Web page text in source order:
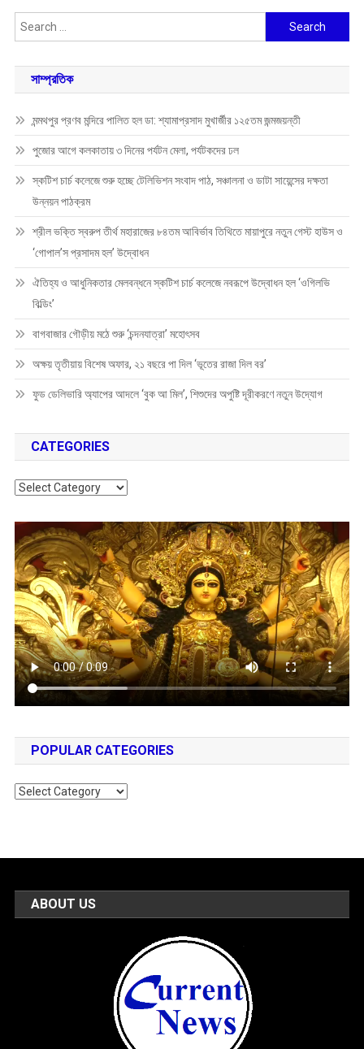
Search
for:
সাম্প্রতিক
মন্মথপুর প্রণব মন্দিরে পালিত হল ডা: শ্যামাপ্রসাদ মুখার্জীর ১২৫তম জন্মজয়ন্তী
পুজোর আগে কলকাতায় ৩ দিনের পর্যটন মেলা, পর্যটকদের ঢল
স্কটিশ চার্চ কলেজে শুরু হচ্ছে টেলিভিশন সংবাদ পাঠ, সঞ্চালনা ও ডাটা সায়েন্সের দক্ষতা
উন্নয়ন পাঠক্রম
শ্রীল ভক্তি স্বরুপ তীর্থ মহারাজের ৮৪তম আবির্ভাব তিথিতে মায়াপুরে নতুন গেস্ট হাউস ও
‘গোপাল’স প্রসাদম হল’ উদ্বোধন
ঐতিহ্য ও আধুনিকতার মেলবন্ধনে স্কটিশ চার্চ কলেজে নবরূপে উদ্বোধন হল ‘ওগিলভি
বিল্ডিং’
বাগবাজার গৌড়ীয় মঠে শুরু ‘চন্দনযাত্রা’ মহোৎসব
অক্ষয় তৃতীয়ায় বিশেষ অফার, ২১ বছরে পা দিল ‘ভূতের রাজা দিল বর’
ফুড ডেলিভারি অ্যাপের আদলে ‘বুক আ মিল’, শিশুদের অপুষ্টি দূরীকরণে নতুন উদ্যোগ
CATEGORIES
Categories
POPULAR CATEGORIES
Popular
ABOUT US